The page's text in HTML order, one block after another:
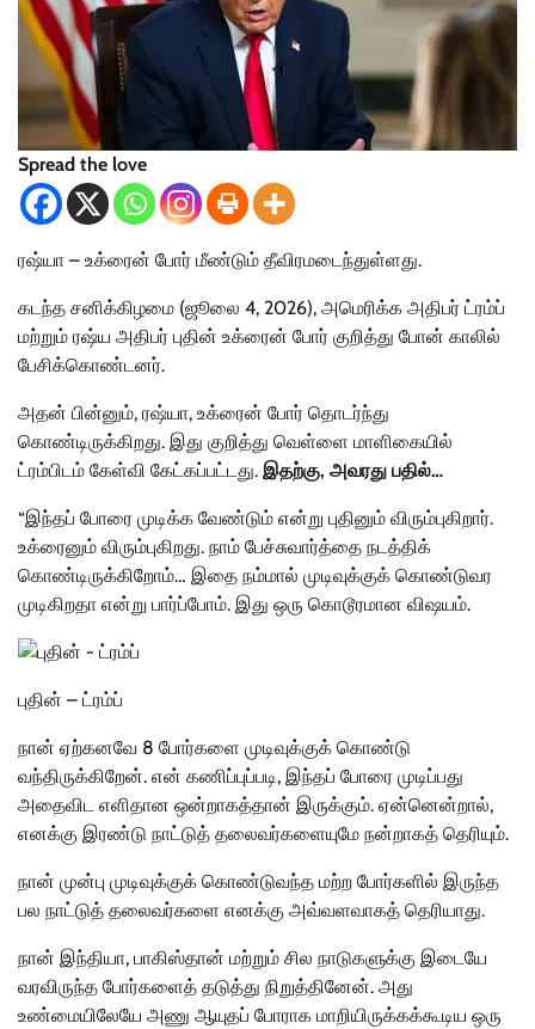
Spread the love
ரஷ்யா – உக்ரைன் போர் மீண்டும் தீவிரமடைந்துள்ளது.
கடந்த சனிக்கிழமை (ஜூலை 4, 2026), அமெரிக்க அதிபர் ட்ரம்ப்
மற்றும் ரஷ்ய அதிபர் புதின் உக்ரைன் போர் குறித்து போன் காலில்
பேசிக்கொண்டனர்.
அதன் பின்னும், ரஷ்யா, உக்ரைன் போர் தொடர்ந்து
கொண்டிருக்கிறது. இது குறித்து வெள்ளை மாளிகையில்
ட்ரம்பிடம் கேள்வி கேட்கப்பட்டது. இதற்கு, அவரது பதில்…
“இந்தப் போரை முடிக்க வேண்டும் என்று புதினும் விரும்புகிறார்.
உக்ரைனும் விரும்புகிறது. நாம் பேச்சுவார்த்தை நடத்திக்
கொண்டிருக்கிறோம்… இதை நம்மால் முடிவுக்குக் கொண்டுவர
முடிகிறதா என்று பார்ப்போம். இது ஒரு கொடூரமான விஷயம்.
புதின் – ட்ரம்ப்
நான் ஏற்கனவே 8 போர்களை முடிவுக்குக் கொண்டு
வந்திருக்கிறேன். என் கணிப்புப்படி, இந்தப் போரை முடிப்பது
அதைவிட எளிதான ஒன்றாகத்தான் இருக்கும். ஏன்னென்றால்,
எனக்கு இரண்டு நாட்டுத் தலைவர்களையுமே நன்றாகத் தெரியும்.
நான் முன்பு முடிவுக்குக் கொண்டுவந்த மற்ற போர்களில் இருந்த
பல நாட்டுத் தலைவர்களை எனக்கு அவ்வளவாகத் தெரியாது.
நான் இந்தியா, பாகிஸ்தான் மற்றும் சில நாடுகளுக்கு இடையே
வரவிருந்த போர்களைத் தடுத்து நிறுத்தினேன். அது
உண்மையிலேயே அணு ஆயுதப் போராக மாறியிருக்கக்கூடிய ஒரு